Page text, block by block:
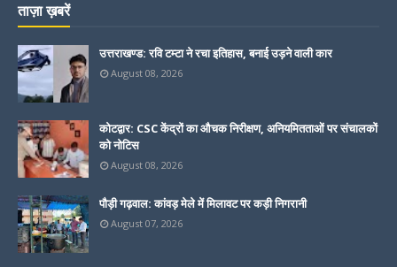
ताज़ा ख़बरें
उत्तराखण्ड: रवि टम्टा ने रचा इतिहास, बनाई उड़ने वाली कार
August 08, 2026
कोटद्वार: CSC केंद्रों का औचक निरीक्षण, अनियमितताओं पर संचालकों
को नोटिस
August 08, 2026
पौड़ी गढ़वाल: कांवड़ मेले में मिलावट पर कड़ी निगरानी
August 07, 2026